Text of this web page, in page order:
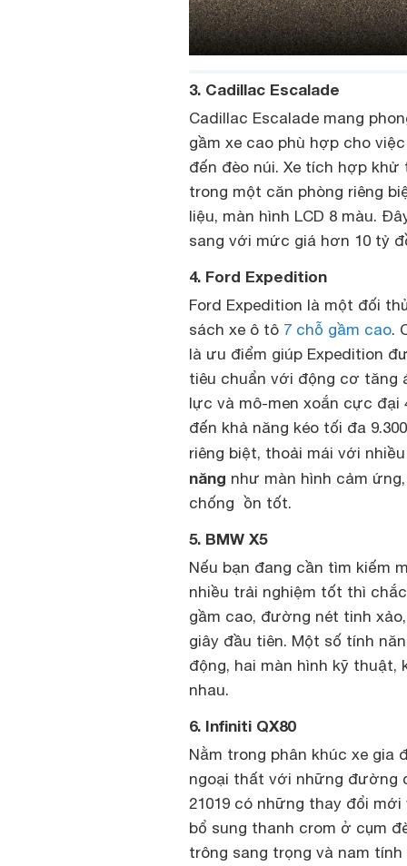
3. Cadillac Escalade
Cadillac Escalade mang
gầm xe cao phù hợp cho
đến đèo núi. Xe tích hợp
trong một căn phòng riêng
liệu, màn hình LCD 8 màu.
sang với mức giá hơn 10 tỷ
4. Ford Expedition
Ford Expedition là một đối
sách xe ô tô 7 chỗ gầm cao.
là ưu điểm giúp Expedition
tiêu chuẩn với động cơ tăng
lực và mô-men xoắn cực đại
đến khả năng kéo tối đa
riêng biệt, thoải mái với
năng như màn hình cảm
chống ồn tốt.
5. BMW X5
Nếu bạn đang cần tìm kiếm
nhiều trải nghiệm tốt thì
gầm cao, đường nét tinh
giây đầu tiên. Một số tính
động, hai màn hình kỹ thuật,
nhau.
6. Infiniti QX80
Nằm trong phân khúc xe gia
ngoại thất với những đường
21019 có những thay đổi
bổ sung thanh crom ở cụm
trông sang trọng và nam